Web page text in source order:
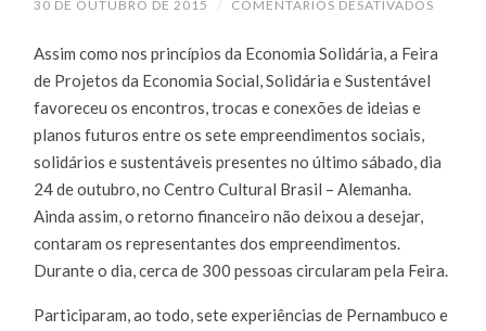
30 DE OUTUBRO DE 2015 / COMENTÁRIOS DESATIVADOS
O
Assim como nos princípios da Economia Solidária, a Feira
de Projetos da Economia Social, Solidária e Sustentável
favoreceu os encontros, trocas e conexões de ideias e
planos futuros entre os sete empreendimentos sociais,
solidários e sustentáveis presentes no último sábado, dia
24 de outubro, no Centro Cultural Brasil – Alemanha.
Ainda assim, o retorno financeiro não deixou a desejar,
contaram os representantes dos empreendimentos.
Durante o dia, cerca de 300 pessoas circularam pela Feira.
Participaram, ao todo, sete experiências de Pernambuco e